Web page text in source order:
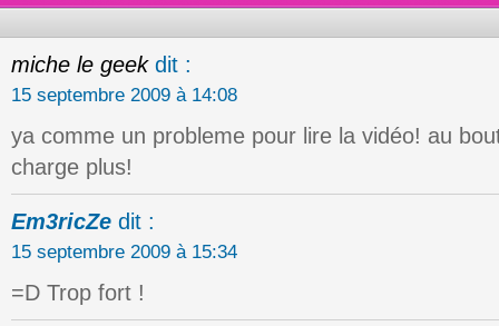
miche le geek dit :
15 septembre 2009 à 14:08
ya comme un probleme pour lire la vidéo! au
charge plus!
Em3ricZe dit :
15 septembre 2009 à 15:34
=D Trop fort !